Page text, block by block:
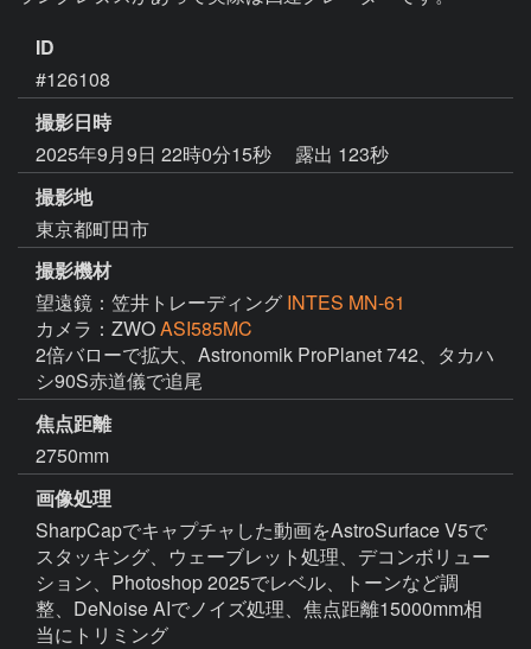
ID
#126108
撮影日時
2025年9月9日 22時0分15秒
露出 123秒
撮影地
東京都町田市
撮影機材
望遠鏡：笠井トレーディング INTES MN-61
カメラ：ZWOASI585MC
2倍バローで拡大、Astronomik ProPlanet 742、タカハ
シ90S赤道儀で追尾
焦点距離
2750mm
画像処理
SharpCapでキャプチャした動画をAstroSurface V5で
スタッキング、ウェーブレット処理、デコンボリュー
ション、Photoshop 2025でレベル、トーンなど調
整、DeNoise AIでノイズ処理、焦点距離15000mm相
当にトリミング